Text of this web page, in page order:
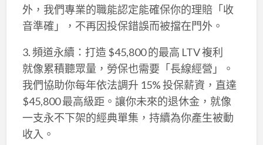
外，我們專業的職能認定能確保你的理賠「收
音準確」，不再因投保錯誤而被擋在門外。
3. 頻道永續：打造 $45,800 的最高 LTV 複利
就像累積聽眾量，勞保也需要「長線經營」。
我們協助你每年依法調升 15% 投保薪資，直達
$45,800 最高級距。讓你未來的退休金，就像
一支永不下架的經典單集，持續為你產生被動
收入。